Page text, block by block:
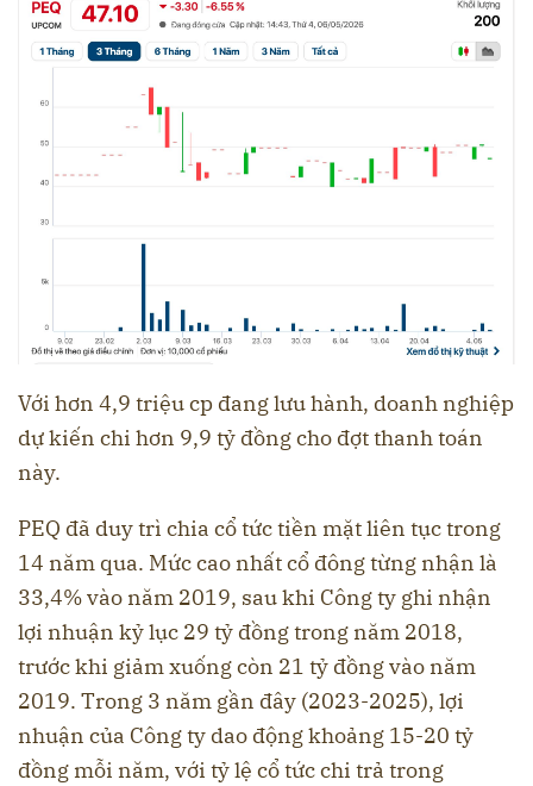
Với hơn 4,9 triệu cp đang lưu hành, doanh nghiệp
dự kiến chi hơn 9,9 tỷ đồng cho đợt thanh toán
này.
PEQ đã duy trì chia cổ tức tiền mặt liên tục trong
14 năm qua. Mức cao nhất cổ đông từng nhận là
33,4% vào năm 2019, sau khi Công ty ghi nhận
lợi nhuận kỷ lục 29 tỷ đồng trong năm 2018,
trước khi giảm xuống còn 21 tỷ đồng vào năm
2019. Trong 3 năm gần đây (2023-2025), lợi
nhuận của Công ty dao động khoảng 15-20 tỷ
đồng mỗi năm, với tỷ lệ cổ tức chi trả trong